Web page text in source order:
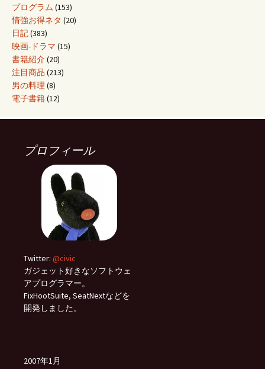
プログラム (153)
情強お得ネタ (20)
日記(383)
映画-ドラマ (15)
書籍紹介(20)
注目商品 (213)
男の料理 (8)
電子書籍(12)
プロフィール
Twitter: @civic
ガジェット好きなソフトウェ
アプログラマー。
FixHootSuite, SeatNextなどを
開発しました。
2007年1月